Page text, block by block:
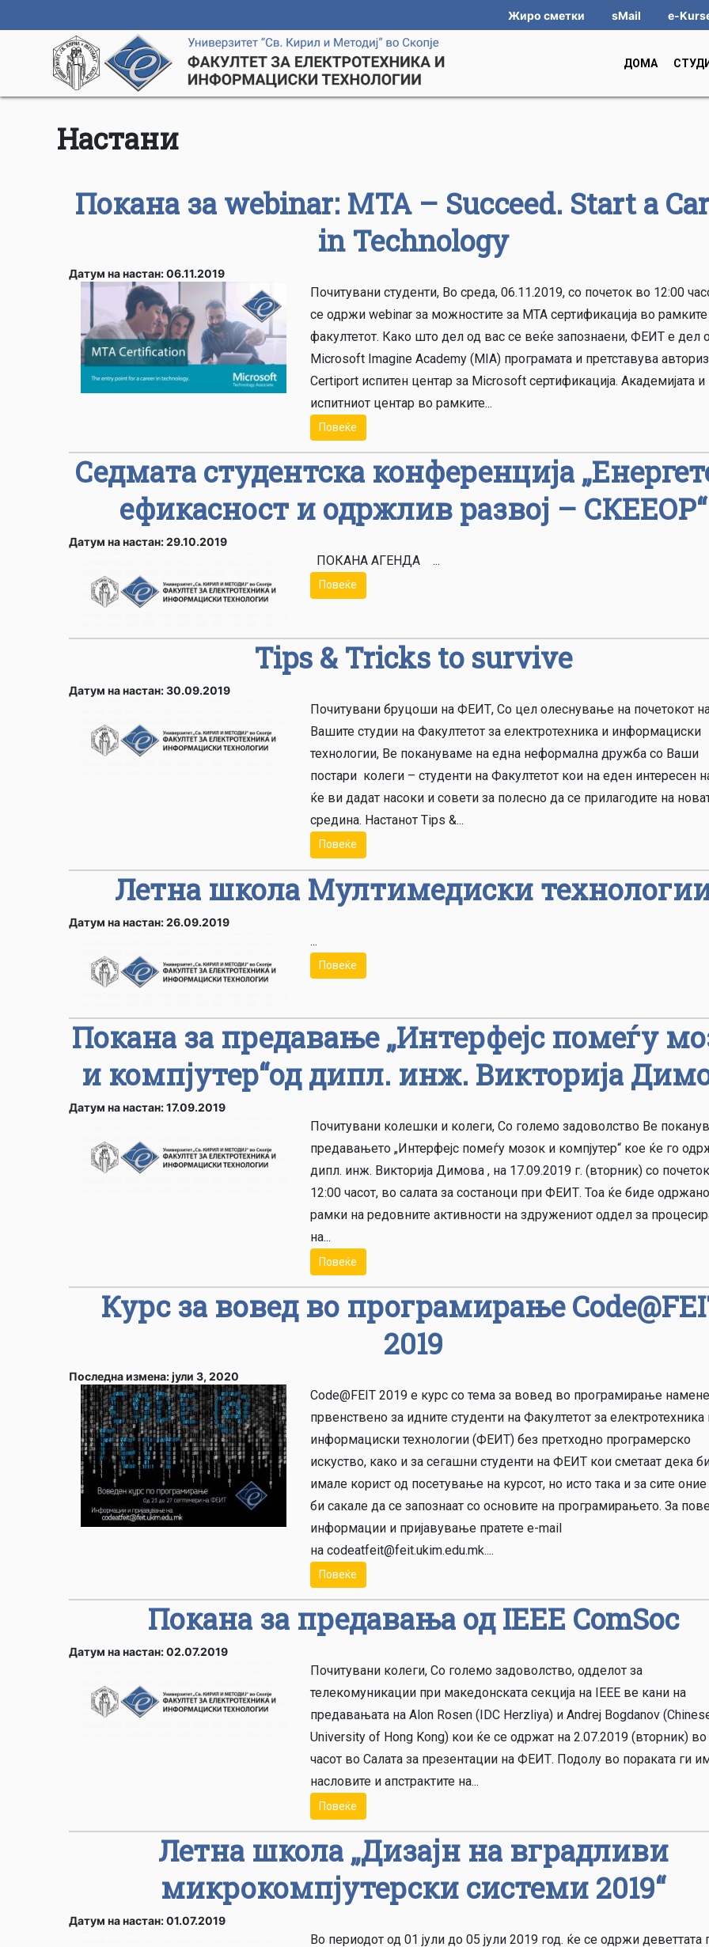
Жиро сметки sMail e-
ДОМА
Настани
Покана за webinar: МТА – Succeed. Start a
in Technology
Датум на настан: 06.11.2019
Почитувани студенти, Во среда, 06.11.2019, со почеток во 12:00
се одржи webinar за можностите за MTA сертификација во
факултетот. Како што дел од вас се веќе запознаени, ФЕИТ е дел
Microsoft Imagine Academy (MIA) програмата и претставува
Certiport испитен центар за Microsoft сертификација. Академијата и
испитниот центар во рамките...
Повеќе
Седмата студентска конференција
ефикасност и одржлив развој – СКЕЕОР“
Датум на настан: 29.10.2019
ПОКАНА АГЕНДА ...
Повеќе
Tips & Tricks to survive
Датум на настан: 30.09.2019
Почитувани бруцоши на ФЕИТ, Со цел олеснување на почетокот
Вашите студии на Факултетот за електротехника и информациски
технологии, Ве покануваме на една неформална дружба со Ваши
постари колеги – студенти на Факултетот кои на еден интересен
ќе ви дадат насоки и совети за полесно да се прилагодите на
средина. Настанот Tips &...
Повеќе
Летна школа Мултимедиски
Датум на настан: 26.09.2019
...
Повеќе
Покана за предавање „Интерфејс помеѓу
и компјутер“од дипл. инж. Викторија
Датум на настан: 17.09.2019
Почитувани колешки и колеги, Со големо задоволство Ве
предавањето „Интерфејс помеѓу мозок и компјутер“ кое ќе го
дипл. инж. Викторија Димова , на 17.09.2019 г. (вторник) со
12:00 часот, во салата за состаноци при ФЕИТ. Тоа ќе биде
рамки на редовните активности на здружениот оддел за
на...
Повеќе
Курс за вовед во програмирање
2019
Последна измена: јули 3, 2020
Code@FEIT 2019 е курс со тема за вовед во програмирање
првенствено за идните студенти на Факултетот за електротехника
информациски технологии (ФЕИТ) без претходно програмерско
искуство, како и за сегашни студенти на ФЕИТ кои сметаат дека
имале корист од посетување на курсот, но исто така и за сите
би сакале да се запознаат со основите на програмирањето. За
информации и пријавување пратете e-mail
на codeatfeit@feit.ukim.edu.mk....
Повеќе
Покана за предавања од IEEE ComSoc
Датум на настан: 02.07.2019
Почитувани колеги, Со големо задоволство, одделот за
телекомуникации при македонската секција на IEEE ве кани на
предавањата на Alon Rosen (IDC Herzliya) и Andrej Bogdanov
University of Hong Kong) кои ќе се одржат на 2.07.2019 (вторник)
часот во Салата за презентации на ФЕИТ. Подолу во пораката ги
насловите и апстрактите на...
Повеќе
Летна школа „Дизајн на вградливи
микрокомпјутерски системи 2019“
Датум на настан: 01.07.2019
Во периодот од 01 јули до 05 јули 2019 год. ќе се одржи деветтата